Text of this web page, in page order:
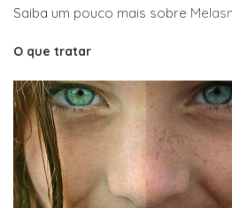
Saiba um pouco mais sobre
O que tratar